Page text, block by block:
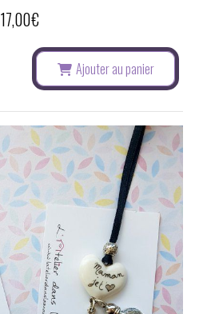
17,00€
Ajouter au panier